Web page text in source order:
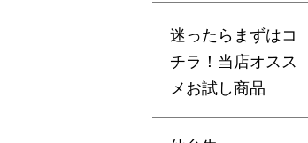
迷ったらまずはコ
チラ！当店オスス
メお試し商品